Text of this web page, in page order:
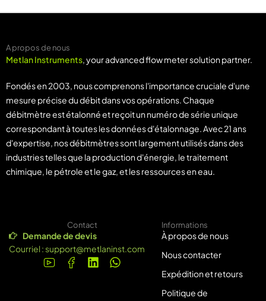
A propos de nous
Metlan Instruments, your advanced flow meter solution partner.
Fondés en 2003, nous comprenons l'importance cruciale d'une
mesure précise du débit dans vos opérations. Chaque
débitmètre est étalonné et reçoit un numéro de série unique
correspondant à toutes les données d'étalonnage. Avec 21 ans
d'expertise, nos débitmètres sont largement utilisés dans des
industries telles que la production d'énergie, le traitement
chimique, le pétrole et le gaz, et les ressources en eau.
Contact
Demande de devis
Courriel :support@metlaninst.com
Informations
À propos de nous
Nous contacter
Expédition et retours
Politique de